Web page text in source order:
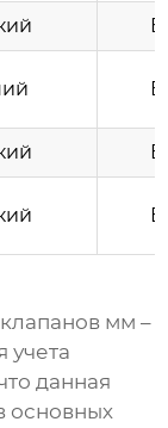
мм –
учета
данная
основных